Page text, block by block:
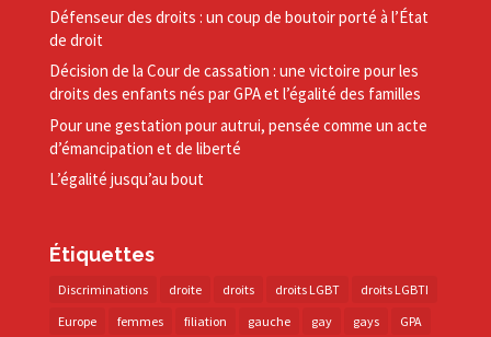
Défenseur des droits : un coup de boutoir porté à l’État
de droit
Décision de la Cour de cassation : une victoire pour les
droits des enfants nés par GPA et l’égalité des familles
Pour une gestation pour autrui, pensée comme un acte
d’émancipation et de liberté
L’égalité jusqu’au bout
Étiquettes
Discriminations droite droits droits LGBT
droits LGBTI
Europe
femmes filiation gauche gay gays GPA